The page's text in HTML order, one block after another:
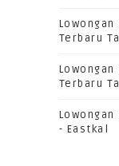
Lowongan
Terbaru
Lowongan
Terbaru
- Eastkal